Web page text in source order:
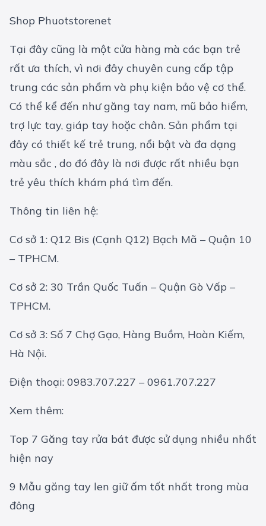
Shop Phuotstorenet
Tại đây cũng là một cửa hàng mà các bạn trẻ
rất ưa thích, vì nơi đây chuyên cung cấp tập
trung các sản phẩm và phụ kiện bảo vệ cơ thể.
Có thể kể đến như găng tay nam, mũ bảo hiểm,
trợ lực tay, giáp tay hoặc chân. Sản phẩm tại
đây có thiết kế trẻ trung, nổi bật và đa dạng
màu sắc , do đó đây là nơi được rất nhiều bạn
trẻ yêu thích khám phá tìm đến.
Thông tin liên hệ:
Cơ sở 1: Q12 Bis (Cạnh Q12) Bạch Mã – Quận 10
– TPHCM.
Cơ sở 2: 30 Trần Quốc Tuấn – Quận Gò Vấp –
TPHCM.
Cơ sở 3: Số 7 Chợ Gạo, Hàng Buồm, Hoàn Kiếm,
Hà Nội.
Điện thoại: 0983.707.227 – 0961.707.227
Xem thêm:
Top 7 Găng tay rửa bát được sử dụng nhiều nhất
hiện nay
9 Mẫu găng tay len giữ ấm tốt nhất trong mùa
đông